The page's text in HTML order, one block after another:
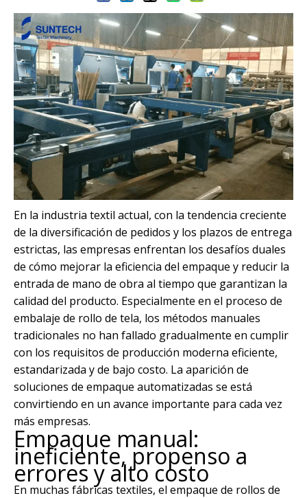
En la industria textil actual, con la tendencia creciente
de la diversificación de pedidos y los plazos de entrega
estrictas, las empresas enfrentan los desafíos duales
de cómo mejorar la eficiencia del empaque y reducir la
entrada de mano de obra al tiempo que garantizan la
calidad del producto. Especialmente en el proceso de
embalaje de rollo de tela, los métodos manuales
tradicionales no han fallado gradualmente en cumplir
con los requisitos de producción moderna eficiente,
estandarizada y de bajo costo. La aparición de
soluciones de empaque automatizadas se está
convirtiendo en un avance importante para cada vez
más empresas.
Empaque manual:
ineficiente, propenso a
errores y alto costo
En muchas fábricas textiles, el empaque de rollos de